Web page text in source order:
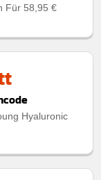
Für 58,95 €
Hyaluronic